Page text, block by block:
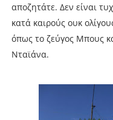
αποζητάτε. Δεν είναι
κατά καιρούς ουκ
όπως το ζεύγος Μπους
Νταϊάνα.